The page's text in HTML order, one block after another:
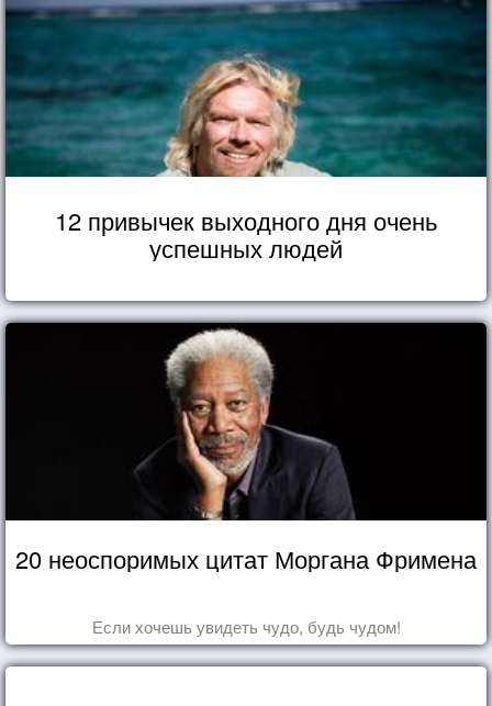
12 привычек выходного дня очень
успешных людей
20 неоспоримых цитат Моргана Фримена
Если хочешь увидеть чудо, будь чудом!